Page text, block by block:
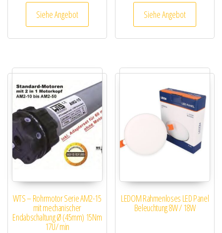
Siehe Angebot Siehe Angebot
WTS – Rohrmotor Serie AM2-15
mit mechanischer
Endabschaltung Ø (45mm) 15Nm
17U/ min
LEDOM Rahmenloses LED Panel
Beleuchtung 8W / 18W